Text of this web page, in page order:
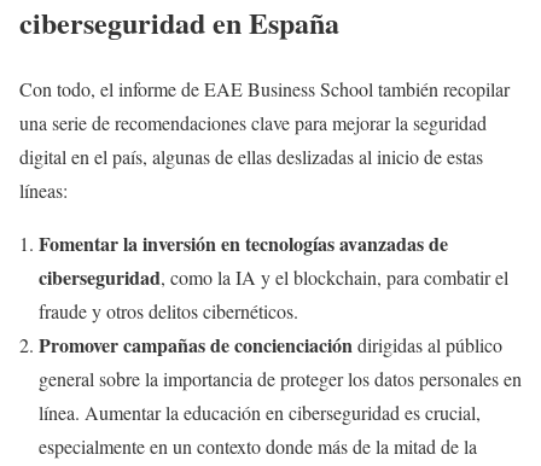
ciberseguridad en España
Con todo, el informe de EAE Business School también recopilar
una serie de recomendaciones clave para mejorar la seguridad
digital en el país, algunas de ellas deslizadas al inicio de estas
líneas:
Fomentar la inversión en tecnologías avanzadas de
ciberseguridad, como la IA y el blockchain, para combatir el
fraude y otros delitos cibernéticos.
Promover campañas de concienciacióndirigidas al público
general sobre la importancia de proteger los datos personales en
línea. Aumentar la educación en ciberseguridad es crucial,
especialmente en un contexto donde más de la mitad de la